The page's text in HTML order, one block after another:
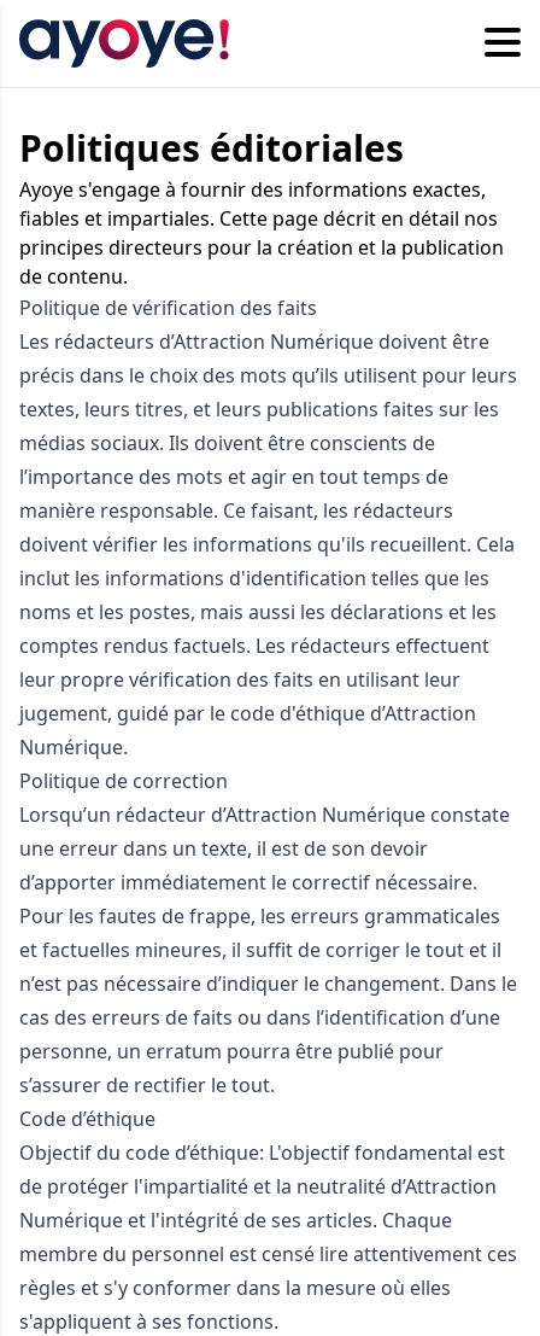
Politiques éditoriales
Ayoye s'engage à fournir des informations exactes,
fiables et impartiales. Cette page décrit en détail nos
principes directeurs pour la création et la publication
de contenu.
Politique de vérification des faits
Les rédacteurs d’Attraction Numérique doivent être
précis dans le choix des mots qu’ils utilisent pour leurs
textes, leurs titres, et leurs publications faites sur les
médias sociaux. Ils doivent être conscients de
l’importance des mots et agir en tout temps de
manière responsable. Ce faisant, les rédacteurs
doivent vérifier les informations qu'ils recueillent. Cela
inclut les informations d'identification telles que les
noms et les postes, mais aussi les déclarations et les
comptes rendus factuels. Les rédacteurs effectuent
leur propre vérification des faits en utilisant leur
jugement, guidé par le code d'éthique d’Attraction
Numérique.
Politique de correction
Lorsqu’un rédacteur d’Attraction Numérique constate
une erreur dans un texte, il est de son devoir
d’apporter immédiatement le correctif nécessaire.
Pour les fautes de frappe, les erreurs grammaticales
et factuelles mineures, il suffit de corriger le tout et il
n’est pas nécessaire d’indiquer le changement. Dans le
cas des erreurs de faits ou dans l’identification d’une
personne, un erratum pourra être publié pour
s’assurer de rectifier le tout.
Code d’éthique
Objectif du code d’éthique: L'objectif fondamental est
de protéger l'impartialité et la neutralité d’Attraction
Numérique et l'intégrité de ses articles. Chaque
membre du personnel est censé lire attentivement ces
règles et s'y conformer dans la mesure où elles
s'appliquent à ses fonctions.